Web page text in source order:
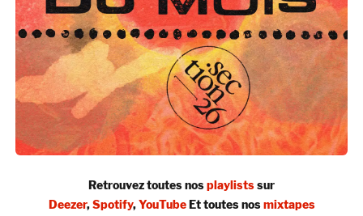
Retrouvez toutes nosplaylistssur
Deezer,Spotify,YouTubeEt toutes nosmixtapes